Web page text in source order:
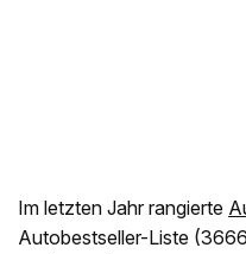
Im letzten Jahr rangierte
Autobestseller-Liste